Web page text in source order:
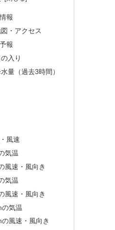
報
・アクセス
報
入り
量（過去3時間）
風速
気温
風速・風向き
気温
風速・風向き
気温
風速・風向き